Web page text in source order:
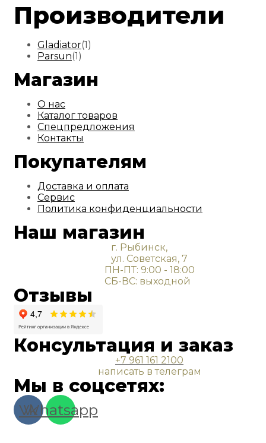
Производители
Gladiator(1)
Parsun(1)
Магазин
О нас
Каталог товаров
Спецпредложения
Контакты
Покупателям
Доставка и оплата
Сервис
Политика конфиденциальности
Наш магазин
г. Рыбинск,
ул. Советская, 7
ПН-ПТ: 9:00 - 18:00
СБ-ВС: выходной
Отзывы
Консультация и заказ
+7 961 161 2100
написать в телеграм
Мы в соцсетях:
Vk
Whatsapp